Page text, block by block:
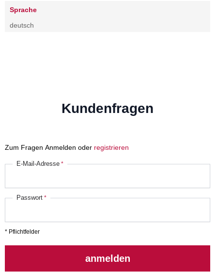
Sprache
deutsch
Kundenfragen
Zum Fragen Anmelden oder registrieren
E-Mail-Adresse
Passwort
* Pflichtfelder
anmelden